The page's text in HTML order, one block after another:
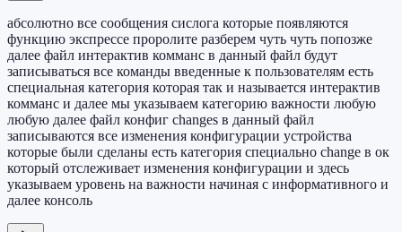
абсолютно все сообщения сислога которые появляются
функцию экспрессе проролите разберем чуть чуть попозже
далее файл интерактив комманс в данный файл будут
записываться все команды введенные к пользователям есть
специальная категория которая так и называется интерактив
комманс и далее мы указываем категорию важности любую
любую далее файл конфиг changes в данный файл
записываются все изменения конфигурации устройства
которые были сделаны есть категория специально change в ок
который отслеживает изменения конфигурации и здесь
указываем уровень на важности начиная с информативного и
далее консоль